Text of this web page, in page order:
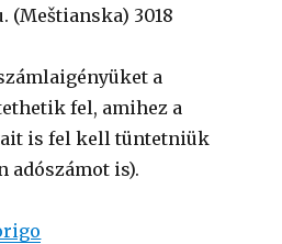
(Meštianska) 3018
a
fel, amihez a
is fel kell tüntetniük
adószámot is).